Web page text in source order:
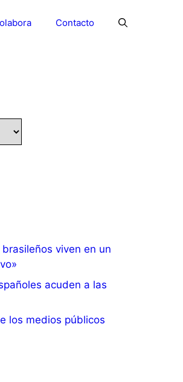
Contacto
viven en un
acuden a las
los medios públicos